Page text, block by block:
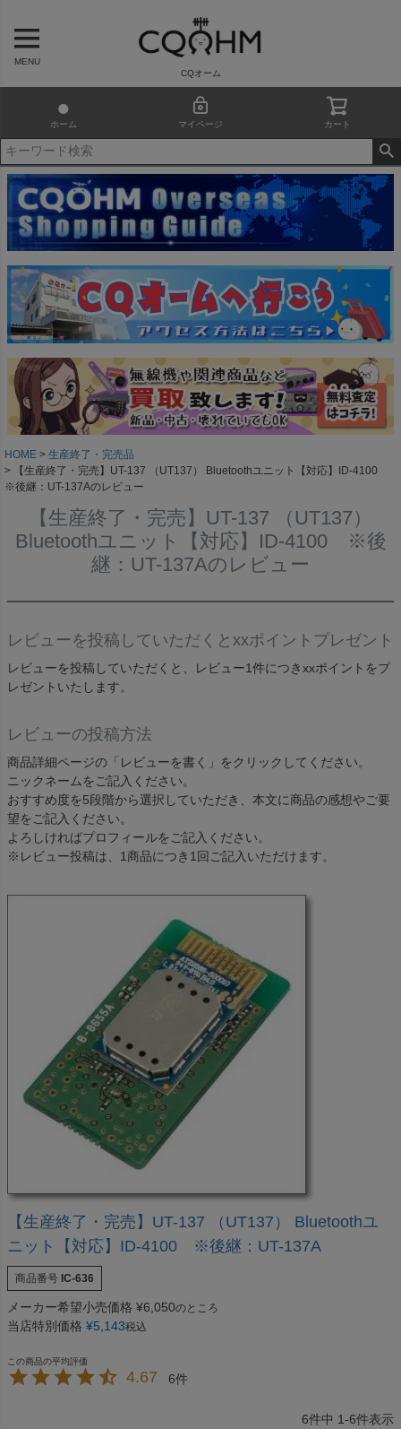
MENU
CQオーム
ホーム マイページ カート
HOME
生産終了・完売品
【生産終了・完売】UT-137 （UT137） Bluetoothユニット【対応】ID-4100
※後継：UT-137Aのレビュー
【生産終了・完売】UT-137 （UT137）
Bluetoothユニット【対応】ID-4100 ※後
継：UT-137Aのレビュー
レビューを投稿していただくとxxポイントプレゼント
レビューを投稿していただくと、レビュー1件につきxxポイントをプ
レゼントいたします。
レビューの投稿方法
商品詳細ページの「レビューを書く」をクリックしてください。
ニックネームをご記入ください。
おすすめ度を5段階から選択していただき、本文に商品の感想やご要
望をご記入ください。
よろしければプロフィールをご記入ください。
※レビュー投稿は、1商品につき1回ご記入いただけます。
【生産終了・完売】UT-137 （UT137） Bluetoothユ
ニット【対応】ID-4100 ※後継：UT-137A
商品番号 IC-636
メーカー希望小売価格 ¥6,050のところ
当店特別価格 ¥5,143税込
4.67 6
6件中 1-6件表示